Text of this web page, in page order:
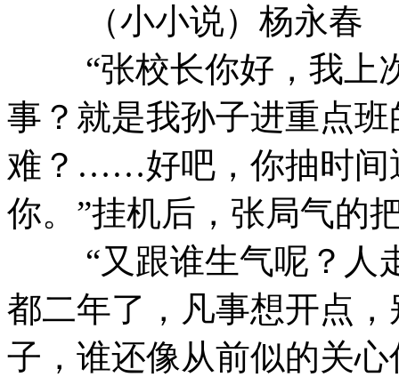
（小小说）杨永春
“张校长你好，我上次
事？就是我孙子进重点
难？……好吧，你抽时间
你。”挂机后，张局气的
“又跟谁生气呢？人走
都二年了，凡事想开点
子，谁还像从前似的关